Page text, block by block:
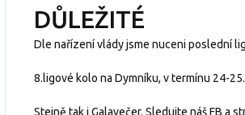
DŮLEŽITÉ
Dle nařízení vlády jsme nuceni poslední
8.ligové kolo na Dymníku, v termínu 24-
Stejně tak i Galavečer. Sledujte náš FB a